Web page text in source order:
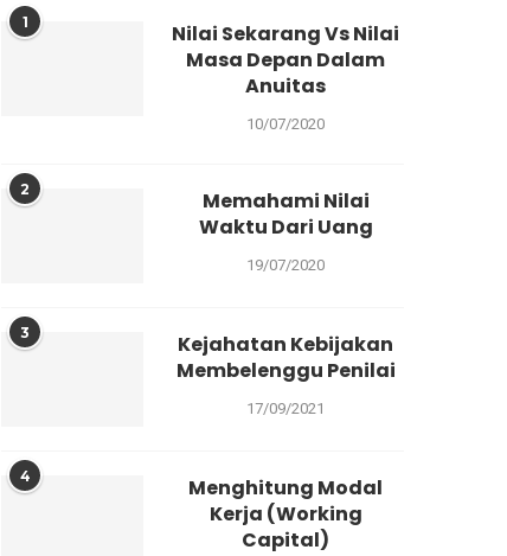
1
Nilai Sekarang Vs Nilai
Masa Depan Dalam
Anuitas
10/07/2020
2
Memahami Nilai
Waktu Dari Uang
19/07/2020
3
Kejahatan Kebijakan
Membelenggu Penilai
17/09/2021
4
Menghitung Modal
Kerja (Working
Capital)